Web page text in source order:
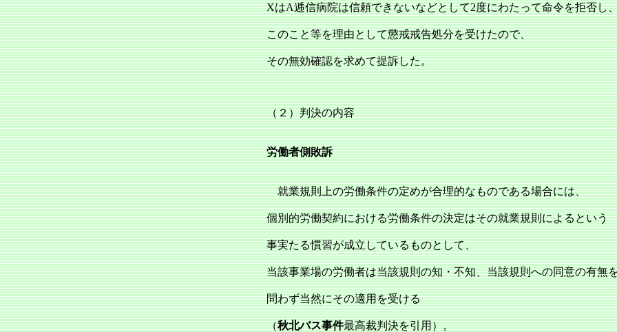
XはA逓信病院は信頼できないなどとして2度にわたって命令を拒否し
このこと等を理由として懲戒戒告処分を受けたので、
その無効確認を求めて提訴した。
（２）判決の内容
労働者側敗訴
就業規則上の労働条件の定めが合理的なものである場合には、
個別的労働契約における労働条件の決定はその就業規則によるという
事実たる慣習が成立しているものとして、
当該事業場の労働者は当該規則の知・不知、当該規則への同意の有無
問わず当然にその適用を受ける
（秋北バス事件最高裁判決を引用）。